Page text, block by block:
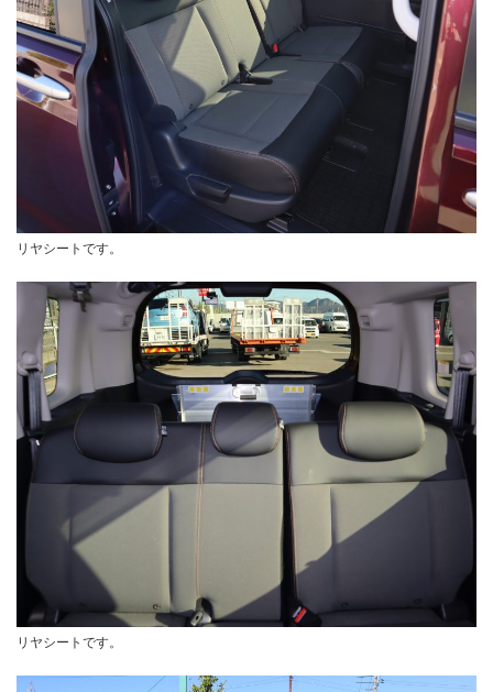
リヤシートです。
リヤシートです。